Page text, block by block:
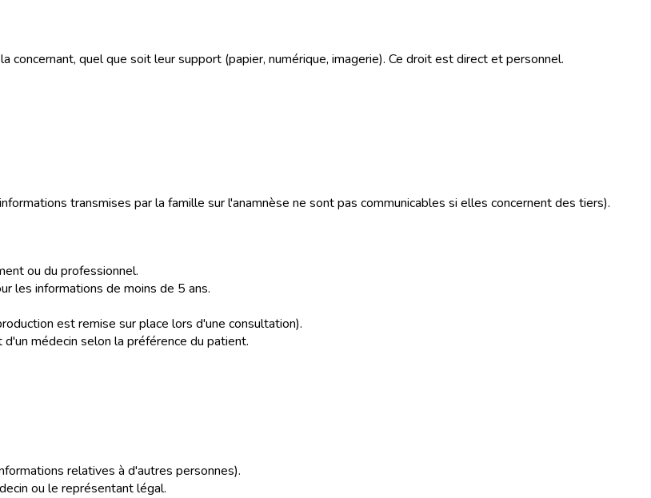
quel que soit leur support (papier, numérique, imagerie). Ce droit est direct et personnel.
transmises par la famille sur l'anamnèse ne sont pas communicables si elles concernent des tiers).
ou du professionnel.
les informations de moins de 5 ans.
est remise sur place lors d'une consultation).
médecin selon la préférence du patient.
relatives à d'autres personnes).
ou le représentant légal.